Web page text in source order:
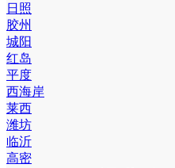
日照
胶州
城阳
红岛
平度
西海岸
莱西
潍坊
临沂
高密